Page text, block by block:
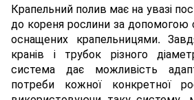
Крапельний полив має на увазі
до кореня рослини за допомогою
оснащених крапельницями.
кранів і трубок різного
система дає можливість
потреби кожної конкретної